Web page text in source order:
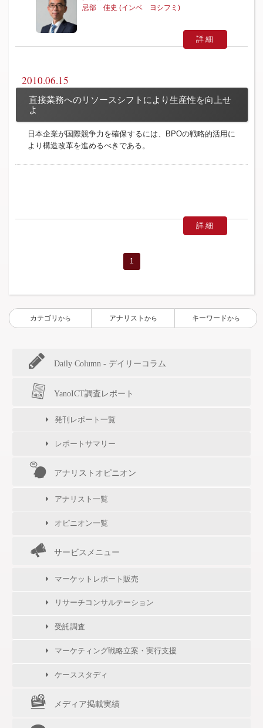
忌部 佳史 (インベ ヨシフミ)
詳細
2010.06.15
直接業務へのリソースシフトにより生産性を向上せ
よ
日本企業が国際競争力を確保するには、BPOの戦略的活用に
より構造改革を進めるべきである。
詳細
1
カテゴリ から アナリスト から キーワードから
Daily Column - デイリーコラム
YanoICT調査レポート
発刊レポート一覧
レポートサマリー
アナリストオピニオン
アナリスト一覧
オピニオン一覧
サービスメニュー
マーケットレポート販売
リサーチコンサルテーション
受託調査
マーケティング戦略立案・実行支援
ケーススタディ
メディア掲載実績